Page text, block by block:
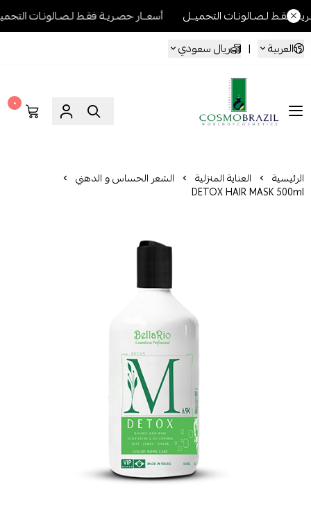
التجميــل أسعــار حصـريـة فقـط لـصـالونـات التجميــل
العربية
| ريال سعودي
Cosmo Brazil
٠
الرئيسية العناية المنزلية الشعر الحساس و الدهني
DETOX HAIR MASK 500ml